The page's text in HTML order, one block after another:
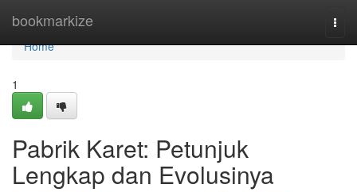
bookmarkize
Home
Home
1
Pabrik Karet: Petunjuk
Lengkap dan Evolusinya